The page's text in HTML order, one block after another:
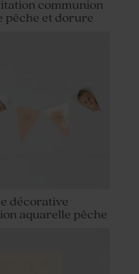
communion
pêche et dorure
décorative
aquarelle pêche